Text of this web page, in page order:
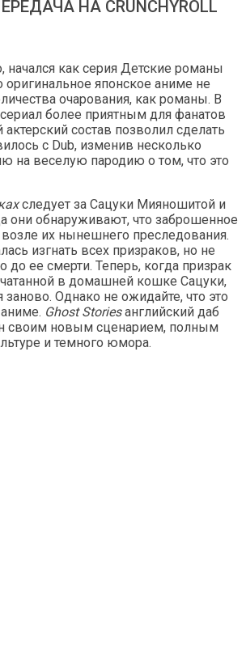
НА CRUNCHYROLL
начался как серия Детские романы
оригинальное японское аниме не
очарования, как романы. В
более приятным для фанатов
состав позволил сделать
с Dub, изменив несколько
на веселую пародию о том, что это
следует за Сацуки Мияношитой и
они обнаруживают, что заброшенное
их нынешнего преследования.
изгнать всех призраков, но не
до ее смерти. Теперь, когда призрак
в домашней кошке Сацуки,
заново. Однако не ожидайте, что это
Ghost Storiesанглийский даб
своим новым сценарием, полным
и темного юмора.